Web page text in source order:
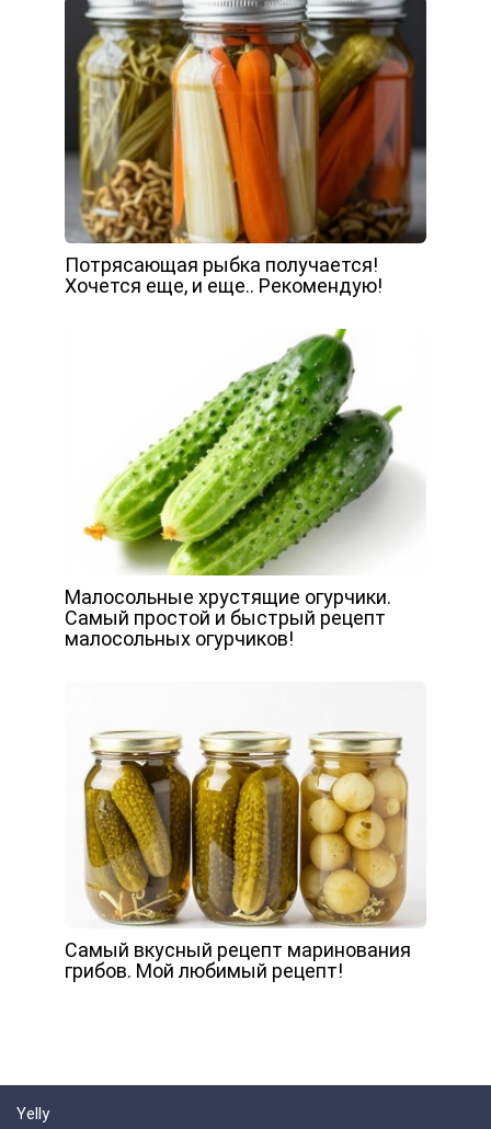
Потрясающая рыбка получается!
Хочется еще, и еще.. Рекомендую!
Малосольные хрустящие огурчики.
Самый простой и быстрый рецепт
малосольных огурчиков!
Самый вкусный рецепт маринования
грибов. Мой любимый рецепт!
Yelly